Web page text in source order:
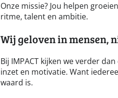
Onze missie? Jou helpen
ritme, talent en ambitie.
Wij geloven in mensen,
Bij IMPACT kijken we verder
inzet en motivatie. Want
waard is.